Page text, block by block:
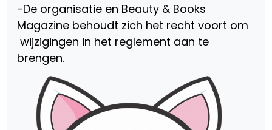
-De organisatie en Beauty & Books
Magazine behoudt zich het recht voort om
wijzigingen in het reglement aan te
brengen.